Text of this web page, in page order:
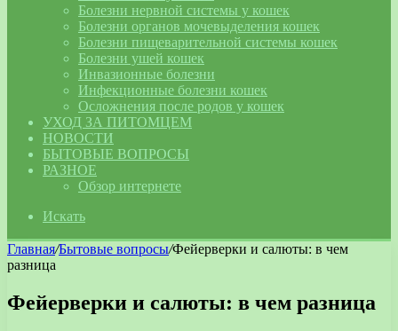
Болезни нервной системы у кошек
Болезни органов мочевыделения кошек
Болезни пищеварительной системы кошек
Болезни ушей кошек
Инвазионные болезни
Инфекционные болезни кошек
Осложнения после родов у кошек
УХОД ЗА ПИТОМЦЕМ
НОВОСТИ
БЫТОВЫЕ ВОПРОСЫ
РАЗНОЕ
Обзор интернете
Искать
Главная/Бытовые вопросы/Фейерверки и салюты: в чем
разница
Фейерверки и салюты: в чем разница